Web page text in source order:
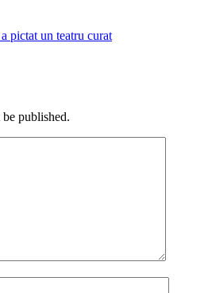
pictat un teatru curat
published.